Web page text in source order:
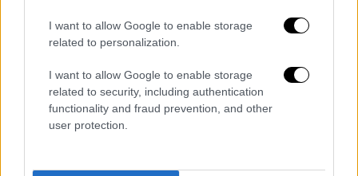
I want to allow Google to enable storage
related to personalization.
I want to allow Google to enable storage
related to security, including authentication
functionality and fraud prevention, and other
user protection.
«φέρει» τους τηλεοπτικούς σταθμούς στις
τελικές διεθνώς κατοχυρωμένες
συχνότητες εκπομπής, ενώ ταυτόχρονα θα
αποδεσμεύσει φάσμα για νέες υπηρεσίες
από τα δίκτυα της κινητής τηλεφωνίας (5G),
όπως αναφέρει η ΕΡΤ σε σχετική